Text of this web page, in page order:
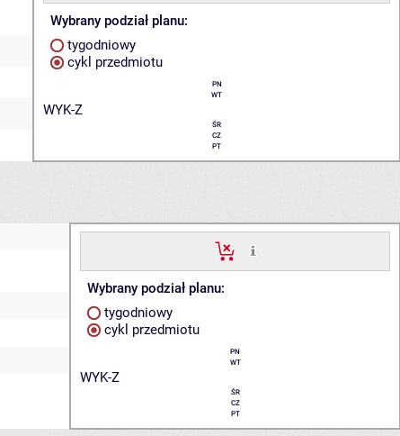
Wybrany podział planu:
tygodniowy
cykl przedmiotu
PN
WT
WYK-Z
ŚR
CZ
PT
Wybrany podział planu:
tygodniowy
cykl przedmiotu
PN
WT
WYK-Z
ŚR
CZ
PT